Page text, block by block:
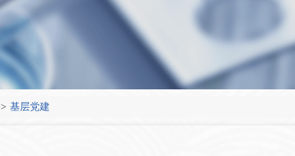
基层党建